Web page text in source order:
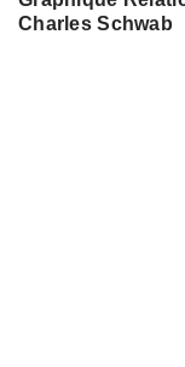
NMI
Charles Schwab